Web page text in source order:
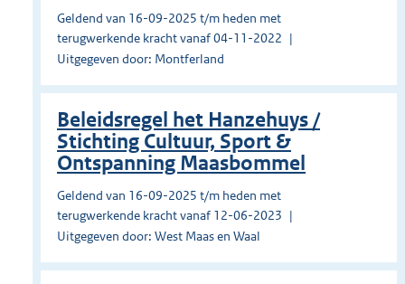
Geldend van 16-09-2025 t/m heden met
terugwerkende kracht vanaf 04-11-2022
Uitgegeven door: Montferland
Beleidsregel het Hanzehuys /
Stichting Cultuur, Sport &
Ontspanning Maasbommel
Geldend van 16-09-2025 t/m heden met
terugwerkende kracht vanaf 12-06-2023
Uitgegeven door: West Maas en Waal